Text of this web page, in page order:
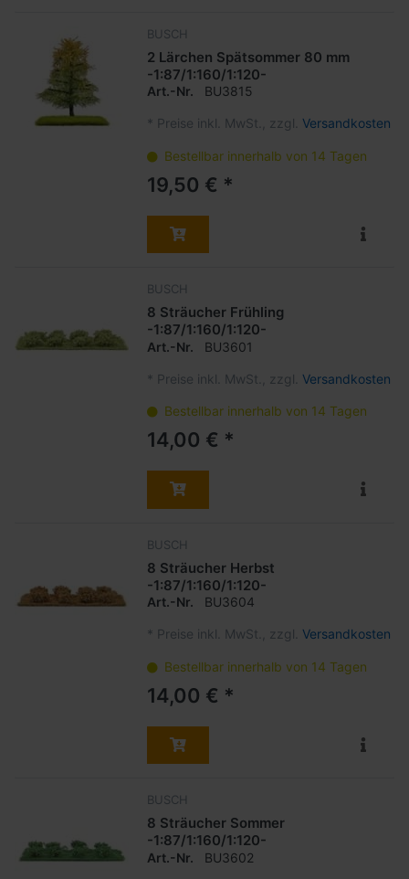
BUSCH
2 Lärchen Spätsommer 80 mm
-1:87/1:160/1:120-
Art.-Nr. BU3815
* Preise inkl. MwSt., zzgl. Versandkosten
Bestellbar innerhalb von 14 Tagen
19,50 € *
BUSCH
8 Sträucher Frühling
-1:87/1:160/1:120-
Art.-Nr. BU3601
* Preise inkl. MwSt., zzgl. Versandkosten
Bestellbar innerhalb von 14 Tagen
14,00 € *
BUSCH
8 Sträucher Herbst
-1:87/1:160/1:120-
Art.-Nr. BU3604
* Preise inkl. MwSt., zzgl. Versandkosten
Bestellbar innerhalb von 14 Tagen
14,00 € *
BUSCH
8 Sträucher Sommer
-1:87/1:160/1:120-
Art.-Nr. BU3602